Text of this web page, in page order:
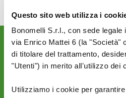
Questo sito web utilizza i
Bonomelli S.r.l., con sede legale
via Enrico Mattei 6 (la "Società"
di titolare del trattamento,
"Utenti") in merito all'utilizzo dei
Utilizziamo i cookie per
Rimani
novità del